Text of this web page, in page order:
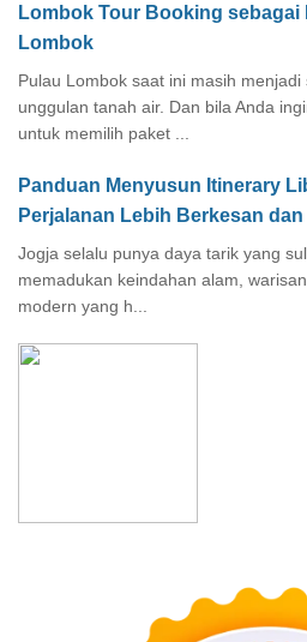
Lombok Tour Booking sebagai
Lombok
Pulau Lombok saat ini masih
unggulan tanah air. Dan bila Anda
untuk memilih paket ...
Panduan Menyusun Itinerary
Perjalanan Lebih Berkesan
Jogja selalu punya daya tarik yang
memadukan keindahan alam,
modern yang h...